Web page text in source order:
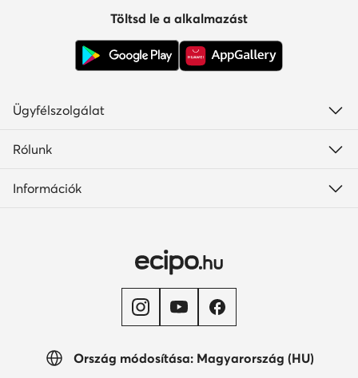
Ország módosítása: Magyarország (HU)
Töltsd le a alkalmazást
Ügyfélszolgálat
Rólunk
Információk